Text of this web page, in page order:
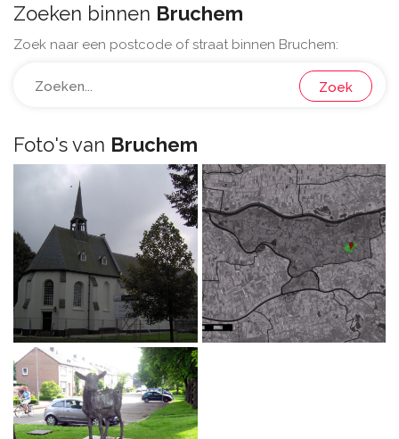
Zoeken binnen Bruchem
Zoek naar een postcode of straat binnen Bruchem:
Zoek
Foto's van Bruchem